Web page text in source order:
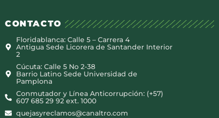
CONTACTO
Floridablanca: Calle 5 – Carrera 4
Antigua Sede Licorera de Santander Interior
2
Cúcuta: Calle 5 No 2-38
Barrio Latino Sede Universidad de
Pamplona
Conmutador y Línea Anticorrupción: (+57)
607 685 29 92 ext. 1000
quejasyreclamos@canaltro.com